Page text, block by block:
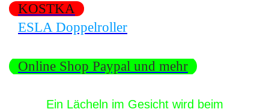
KOSTKA
ESLA Doppelroller
Online Shop Paypal und mehr
Ein Lächeln im Gesicht wird beim